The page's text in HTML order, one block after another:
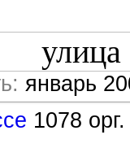
улица
январь
1078 орг.